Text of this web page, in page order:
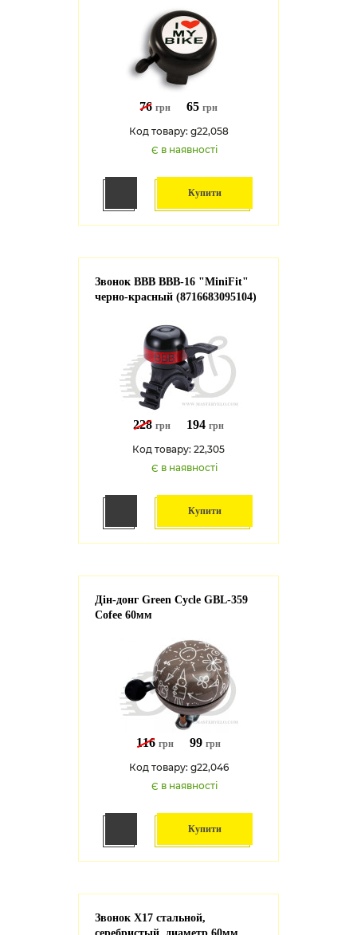
76 грн 65 грн
Код товару: g22,058
Є в наявності
Купити
Звонок BBB BBB-16 "MiniFit"
черно-красный (8716683095104)
228 грн 194 грн
Код товару: 22,305
Є в наявності
Купити
Дін-донг Green Cycle GBL-359
Cofee 60мм
116 грн 99 грн
Код товару: g22,046
Є в наявності
Купити
Звонок X17 стальной,